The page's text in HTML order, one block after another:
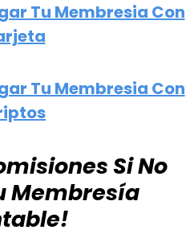
Tu Membresia Con
Tu Membresia Con
Si No
Membresía